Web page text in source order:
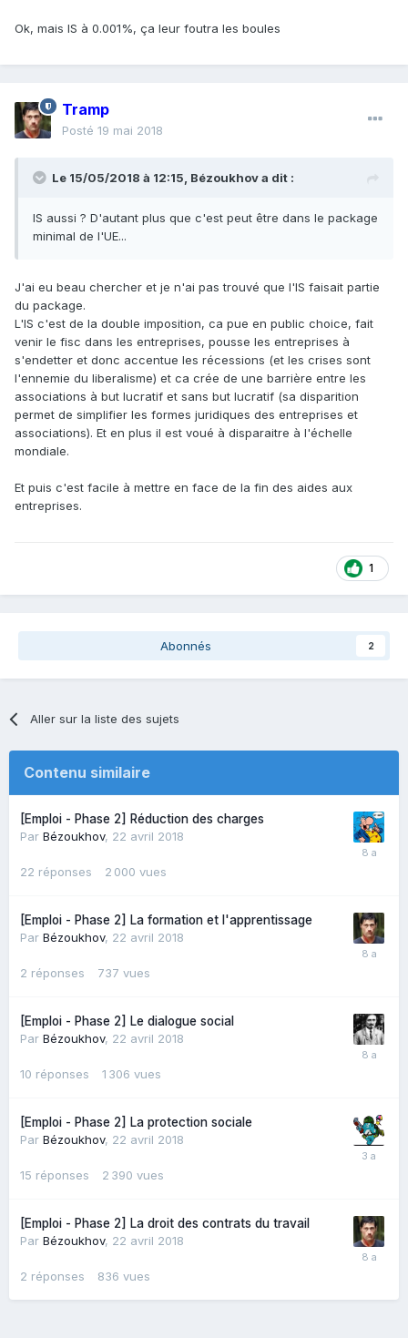
Ok, mais IS à 0.001%, ça leur foutra les boules
Tramp
Posté 19 mai 2018
Le 15/05/2018 à 12:15, Bézoukhova dit :
IS aussi ? D'autant plus que c'est peut être dans le package
minimal de l'UE...
J'ai eu beau chercher et je n'ai pas trouvé que l'IS faisait partie
du package.
L'IS c'est de la double imposition, ca pue en public choice, fait
venir le fisc dans les entreprises, pousse les entreprises à
s'endetter et donc accentue les récessions (et les crises sont
l'ennemie du liberalisme) et ca crée de une barrière entre les
associations à but lucratif et sans but lucratif (sa disparition
permet de simplifier les formes juridiques des entreprises et
associations). Et en plus il est voué à disparaitre à l'échelle
mondiale.
Et puis c'est facile à mettre en face de la fin des aides aux
entreprises.
1
Abonnés 2
Aller sur la liste des sujets
Contenu similaire
[Emploi - Phase 2] Réduction des charges
Par Bézoukhov, 22 avril 2018
22 réponses 2 000 vues
[Emploi - Phase 2] La formation et l'apprentissage
Par Bézoukhov, 22 avril 2018
2 réponses 737 vues
[Emploi - Phase 2] Le dialogue social
Par Bézoukhov, 22 avril 2018
10 réponses 1 306 vues
[Emploi - Phase 2] La protection sociale
Par Bézoukhov, 22 avril 2018
15 réponses 2 390 vues
[Emploi - Phase 2] La droit des contrats du travail
Par Bézoukhov, 22 avril 2018
2 réponses 836 vues